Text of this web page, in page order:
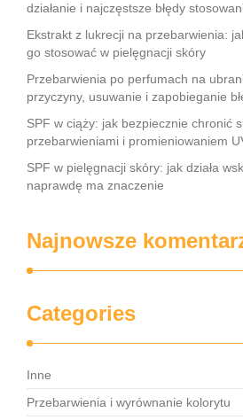
działanie i najczęstsze błędy
Ekstrakt z lukrecji na przebarwienia:
go stosować w pielęgnacji skóry
Przebarwienia po perfumach na
przyczyny, usuwanie i zapobieganie
SPF w ciąży: jak bezpiecznie chronić
przebarwieniami i promieniowaniem
SPF w pielęgnacji skóry: jak działa
naprawdę ma znaczenie
Najnowsze
Categories
Inne
Przebarwienia i wyrównanie kolorytu